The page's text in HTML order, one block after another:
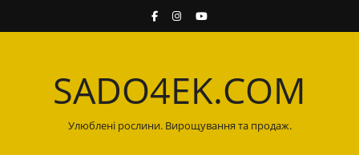
SADO4EK.COM
Улюблені рослини. Вирощування та продаж.